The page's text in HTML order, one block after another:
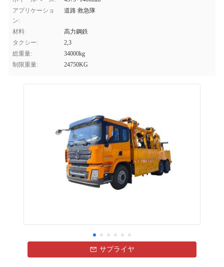
アプリケーショ
ン:
道路 救急隊
材料:
高力鋼鉄
タクシー:
2,3
総重量:
34000kg
制限重量:
24750KG
サプライヤ